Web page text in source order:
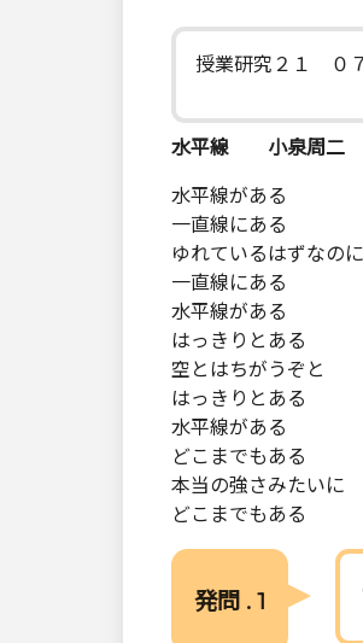
授業研究２１ ０７
水平線 小泉周二
水平線がある
一直線にある
ゆれているはずなのに
一直線にある
水平線がある
はっきりとある
空とはちがうぞと
はっきりとある
水平線がある
どこまでもある
本当の強さみたいに
どこまでもある
発問 . 1